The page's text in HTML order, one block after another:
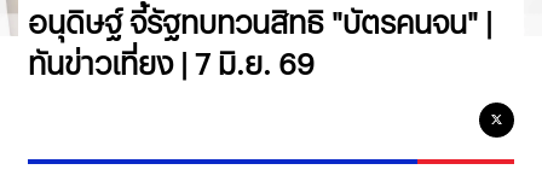
อนุดิษฐ์ จี้รัฐทบทวนสิทธิ "บัตรคนจน" |
ทันข่าวเที่ยง | 7 มิ.ย. 69